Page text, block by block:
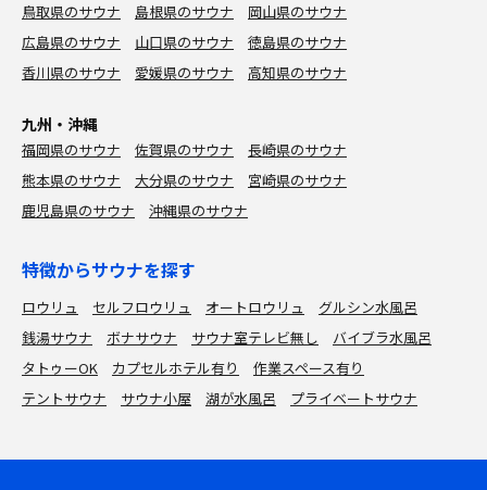
鳥取県のサウナ 島根県のサウナ
岡山県のサウナ
広島県のサウナ
山口県のサウナ
徳島県のサウナ
香川県のサウナ
愛媛県のサウナ 高知県のサウナ
九州・沖縄
福岡県のサウナ 佐賀県のサウナ
長崎県のサウナ
熊本県のサウナ
大分県のサウナ
宮崎県のサウナ
鹿児島県のサウナ
沖縄県のサウナ
特徴からサウナを探す
ロウリュ セルフロウリュ オートロウリュ
グルシン水風呂
銭湯サウナ
ボナサウナ サウナ室テレビ無し
バイブラ水風呂
タトゥーOK
カプセルホテル有り
作業スペース有り
テントサウナ
サウナ小屋 湖が水風呂 プライベートサウナ